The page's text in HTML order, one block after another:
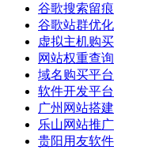
谷歌搜索留痕
谷歌站群优化
虚拟主机购买
网站权重查询
域名购买平台
软件开发平台
广州网站搭建
乐山网站推广
贵阳用友软件